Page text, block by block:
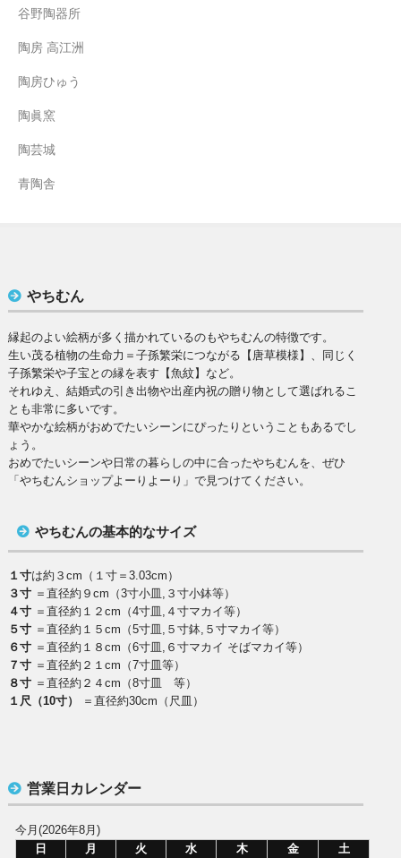
谷野陶器所
陶房 高江洲
陶房ひゅう
陶眞窯
陶芸城
青陶舎
やちむん
縁起のよい絵柄が多く描かれているのもやちむんの特徴です。
生い茂る植物の生命力＝子孫繁栄につながる【唐草模様】、同じく
子孫繁栄や子宝との縁を表す【魚紋】など。
それゆえ、結婚式の引き出物や出産内祝の贈り物として選ばれるこ
とも非常に多いです。
華やかな絵柄がおめでたいシーンにぴったりということもあるでし
ょう。
おめでたいシーンや日常の暮らしの中に合ったやちむんを、ぜひ
「やちむんショップよーりよーり」で見つけてください。
やちむんの基本的なサイズ
１寸は約３cm（１寸＝3.03cm）
３寸 ＝直径約９cm（3寸小皿,３寸小鉢等）
４寸 ＝直径約１２cm（4寸皿,４寸マカイ等）
５寸 ＝直径約１５cm（5寸皿,５寸鉢,５寸マカイ等）
６寸 ＝直径約１８cm（6寸皿,６寸マカイ そばマカイ等）
７寸 ＝直径約２１cm（7寸皿等）
８寸 ＝直径約２４cm（8寸皿 等）
１尺（10寸）
＝直径約30cm（尺皿）
営業日カレンダー
今月(2026年8月)
日
月 火 水 木 金
土